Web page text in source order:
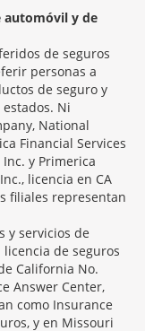
automóvil y de
de seguros
personas a
de seguro y
Ni
National
Financial Services
y Primerica
licencia en CA
filiales representan
y servicios de
de seguros
California No.
Answer Center,
como Insurance
y en Missouri